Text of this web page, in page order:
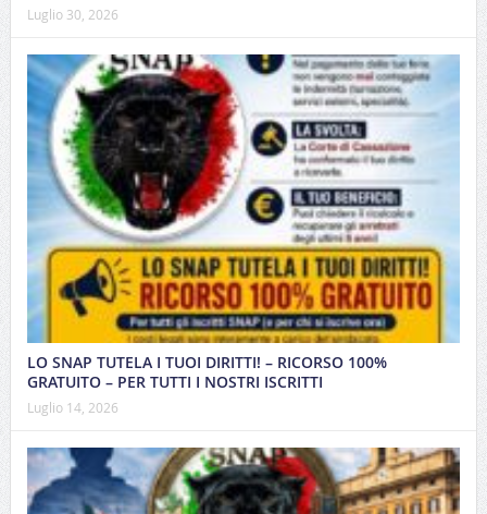
Luglio 30, 2026
LO SNAP TUTELA I TUOI DIRITTI! – RICORSO 100%
GRATUITO – PER TUTTI I NOSTRI ISCRITTI
Luglio 14, 2026